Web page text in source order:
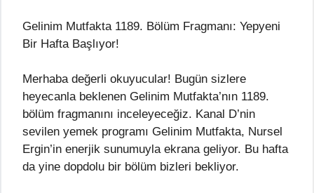
Gelinim Mutfakta 1189. Bölüm Fragmanı: Yepyeni
Bir Hafta Başlıyor!
Merhaba değerli okuyucular! Bugün sizlere
heyecanla beklenen Gelinim Mutfakta’nın 1189.
bölüm fragmanını inceleyeceğiz. Kanal D’nin
sevilen yemek programı Gelinim Mutfakta, Nursel
Ergin’in enerjik sunumuyla ekrana geliyor. Bu hafta
da yine dopdolu bir bölüm bizleri bekliyor.